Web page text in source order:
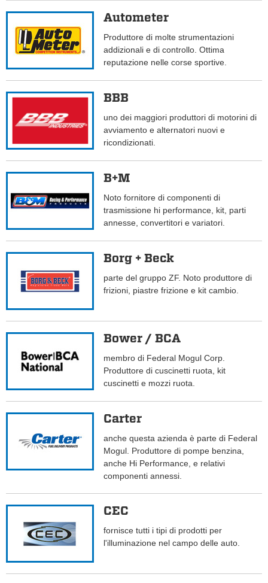
Autometer
Produttore di molte strumentazioni
addizionali e di controllo. Ottima
reputazione nelle corse sportive.
BBB
uno dei maggiori produttori di motorini di
avviamento e alternatori nuovi e
ricondizionati.
B+M
Noto fornitore di componenti di
trasmissione hi performance, kit, parti
annesse, convertitori e variatori.
Borg + Beck
parte del gruppo ZF. Noto produttore di
frizioni, piastre frizione e kit cambio.
Bower / BCA
membro di Federal Mogul Corp.
Produttore di cuscinetti ruota, kit
cuscinetti e mozzi ruota.
Carter
anche questa azienda è parte di Federal
Mogul. Produttore di pompe benzina,
anche Hi Performance, e relativi
componenti annessi.
CEC
fornisce tutti i tipi di prodotti per
l'illuminazione nel campo delle auto.